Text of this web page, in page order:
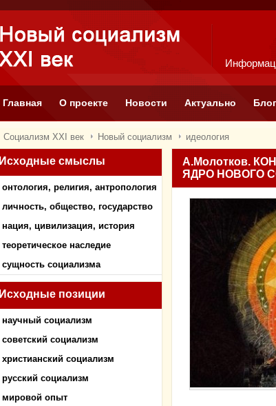
Главная О проекте Новости Актуально
Социализм XXI век Новый социализм идеология
Исходные смыслы
онтология, религия, антропология
личность, общество, государство
нация, цивилизация, история
теоретическое наследие
сущность социализма
Исходные позиции
научный социализм
советский социализм
христианский социализм
русский социализм
мировой опыт
А.Молотков.
ЯДРО НОВОГО